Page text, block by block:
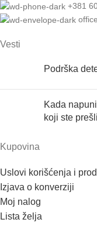
+381
Vesti
Podrška
Kada
koji ste
Kupovina
Uslovi korišćenja i
Izjava o konverziji
Moj nalog
Lista želja